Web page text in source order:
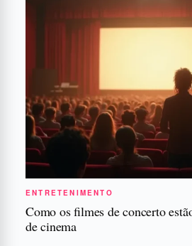
ENTRETENIMENTO
Como os filmes de concerto
de cinema